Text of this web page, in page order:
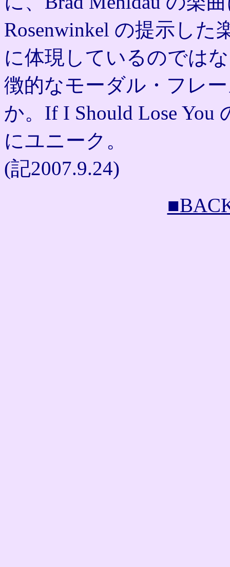
Rosenwinkel の提示し
に体現しているのでは
徴的なモーダル・フレ
か。If I Should Lose
にユニーク。
(記2007.9.24)